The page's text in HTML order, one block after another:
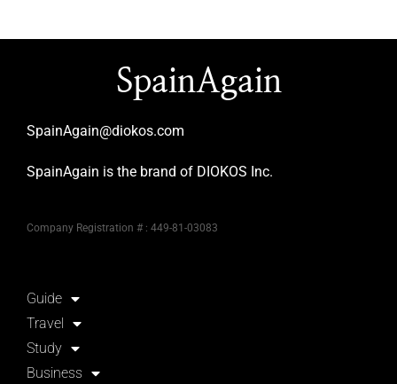
SpainAgain
SpainAgain@diokos.com
SpainAgain is the brand of DIOKOS Inc.
Company Registration # : 449-81-03083
Guide
Travel
Study
Business